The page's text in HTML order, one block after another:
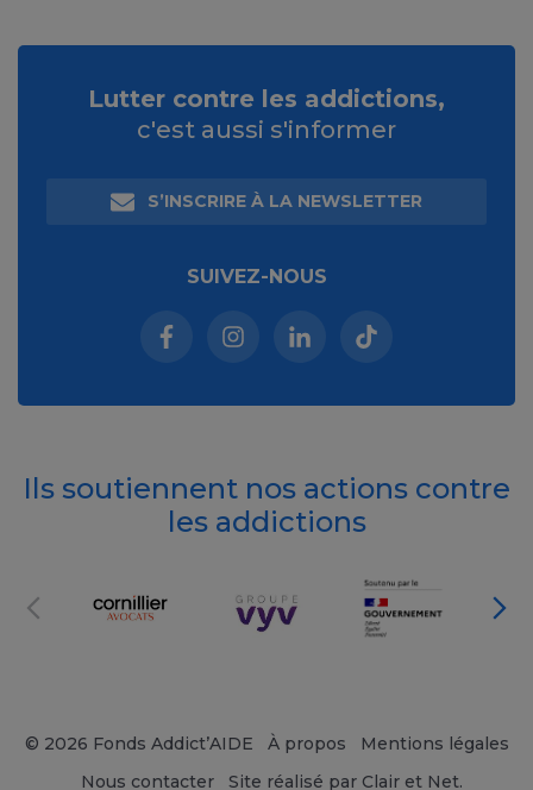
Lutter contre les addictions,
c'est aussi s'informer
S’INSCRIRE À LA NEWSLETTER
SUIVEZ-NOUS
Facebook (nouvelle fenêtre)
Instagram (nouvelle fenêtre)
Linkedin (nouvelle
Tiktok (nouvelle
Ils soutiennent nos actions contre
les addictions
© 2026 Fonds Addict’AIDE À propos
Mentions légales
Nous contacter
Site réalisé par Clair et Net.